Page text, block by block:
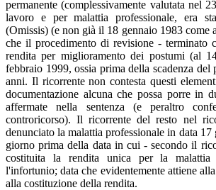
permanente (complessivamente valutata nel
lavoro e per malattia professionale, era
(Omissis) (e non già il 18 gennaio 1983 come
che il procedimento di revisione - terminato
rendita per miglioramento dei postumi (al
febbraio 1999, ossia prima della scadenza
anni. Il ricorrente non contesta questi
documentazione alcuna che possa porre in
affermate nella sentenza (e peraltro
controricorso). Il ricorrente del resto nel
denunciato la malattia professionale in data 17
giorno prima della data in cui - secondo il
costituita la rendita unica per la malattia
l'infortunio; data che evidentemente attiene
alla costituzione della rendita.